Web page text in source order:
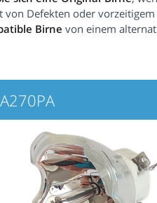
von Defekten oder vorzeitigem
Birne von einem